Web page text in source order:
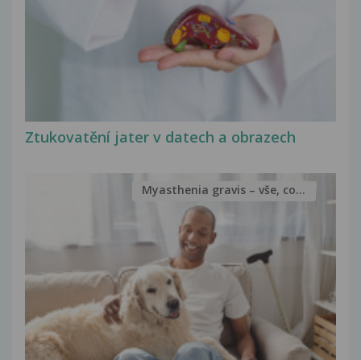
Ztukovatění jater v datech a obrazech
Myasthenia gravis – vše, co...